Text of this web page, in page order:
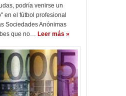
podría venirse un
en el fútbol profesional
Sociedades Anónimas
que no… Leer más »